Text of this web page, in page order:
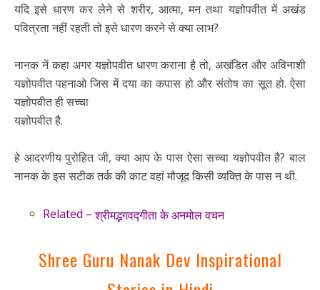
यदि इसे धारण कर लेने से शरीर, आत्मा, मन तथा यज्ञोपवीत में अखंड
पवित्रता नहीं रहती तो इसे धारण करने से क्या लाभ?
नानक नें कहा अगर यज्ञोपवीत धारण कराना है तो, अखंडित और अविनाशी
यज्ञोपवीत पहनाओ जिस में दया का कपास हो और संतोष का सूत हो. ऐसा
यज्ञोपवीत ही सच्चा
यज्ञोपवीत है.
हे आदरणीय पुरोहित जी, क्या आप के पास ऐसा सच्चा यज्ञोपवीत है? बाल
नानक के इस सटीक तर्क की काट वहां मौजूद किसी व्यक्ति के पास न थी.
Related –श्रीमद्भगवद्गीता के अनमोल वचन
Shree Guru Nanak Dev Inspirational